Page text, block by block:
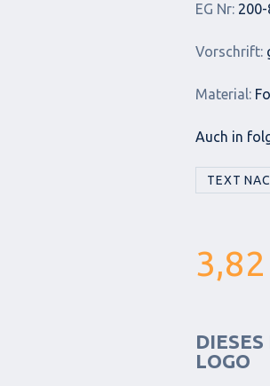
EG Nr:
Vorschrift:
Material:
Auch in
TEXT
LOGO